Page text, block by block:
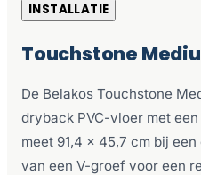
INSTALLATIE
Touchstone
De Belakos Touchstone
dryback PVC-vloer met
meet 91,4 x 45,7 cm bij
van een V-groef voor een